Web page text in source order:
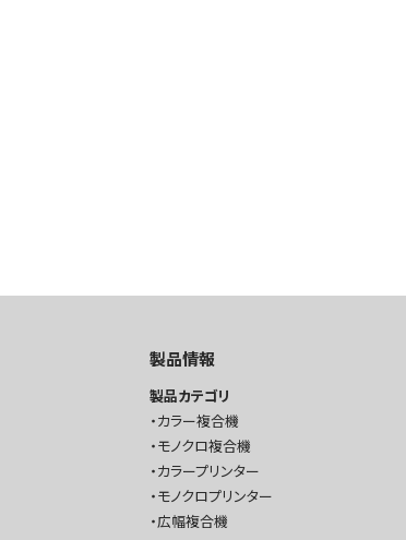
製品情報
製品カテゴリ
カラー複合機
モノクロ複合機
カラープリンター
モノクロプリンター
広幅複合機